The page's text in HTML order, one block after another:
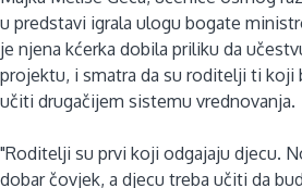
u predstavi igrala ulogu bogate
je njena kćerka dobila priliku da
projektu, i smatra da su roditelji ti koji
učiti drugačijem sistemu vrednovanja.
"Roditelji su prvi koji odgajaju djecu.
dobar čovjek, a djecu treba učiti da